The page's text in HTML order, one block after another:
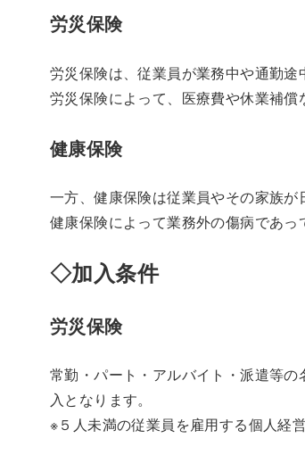
労災保険
労災保険は、従業員が業務中や通勤途
労災保険によって、医療費や休業補償
健康保険
一方、健康保険は従業員やその家族が
健康保険によって業務外の傷病であっ
◇加入条件
労災保険
常勤・パート・アルバイト・派遣等
入となります。
※５人未満の従業員を雇用する個人経